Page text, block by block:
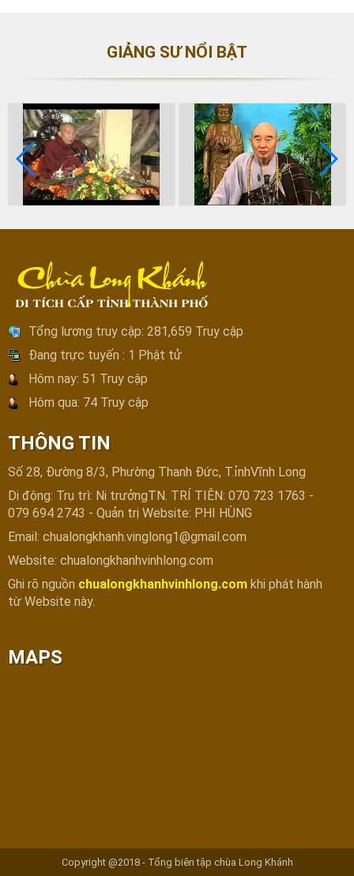
GIẢNG SƯ NỔI BẬT
Tổng lượng truy cập: 281,659 Truy cập
Đang trực tuyến : 1 Phật tử
Hôm nay: 51 Truy cập
Hôm qua: 74 Truy cập
THÔNG TIN
Số 28, Đường 8/3, Phường Thanh Đức, T.ỉnhVĩnh Long
Di động: Trụ trì: Ni trưởngTN. TRÍ TIÊN: 070 723 1763 -
079 694 2743 - Quản trị Website: PHI HÙNG
Email: chualongkhanh.vinglong1@gmail.com
Website: chualongkhanhvinhlong.com
Ghi rõ nguồn chualongkhanhvinhlong.com khi phát hành
từ Website này.
MAPS
Copyright @2018 - Tổng biên tập chùa Long Khánh